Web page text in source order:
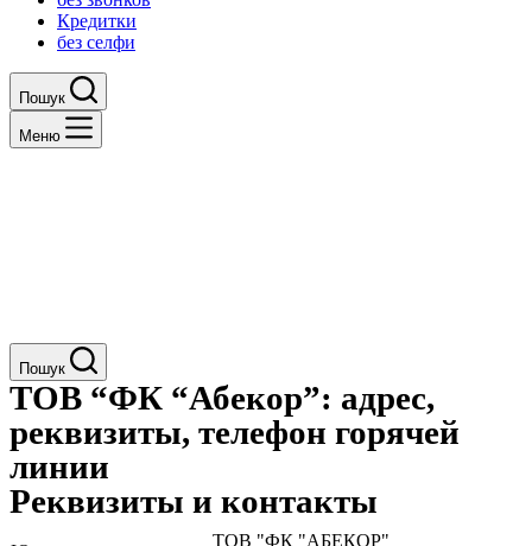
Кредитки
без селфи
Пошук
Меню
Пошук
ТОВ “ФК “Абекор”: адрес,
реквизиты, телефон горячей
линии
Реквизиты и контакты
ТОВ "ФК "АБЕКОР"